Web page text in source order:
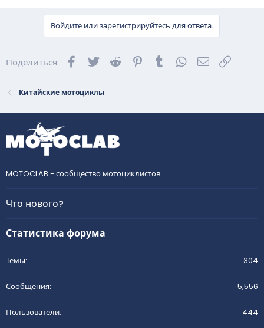
Войдите или зарегистрируйтесь для ответа.
Поделиться: Facebook
Twitter Reddit Pinterest
Tumblr WhatsApp
Китайские мотоциклы
MOTOCLAB - сообщество мотоциклистов
Что нового?
Статистика форума
Темы 304
Сообщения 5,556
Пользователи 444